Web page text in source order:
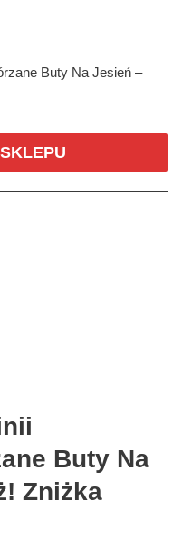
Buty Na Jesień –
Buty Na
Zniżka